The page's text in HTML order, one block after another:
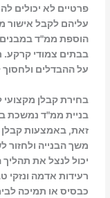
פרטיים לא יכולים
עליהם לקבל אישור
הוספת ממ"ד
בבתים צמודי קרקע.
על ההבדלים ולחסוך
בחירת קבלן מקצועי
בניית ממ"ד נמשכת
זאת, באמצעות קבלן
משך הבנייה ולחזור
יכול לנצל את
רעידות אדמה
כבסיס או תמיכה